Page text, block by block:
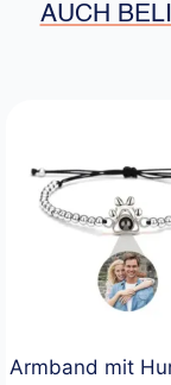
AUCH
Armband mit